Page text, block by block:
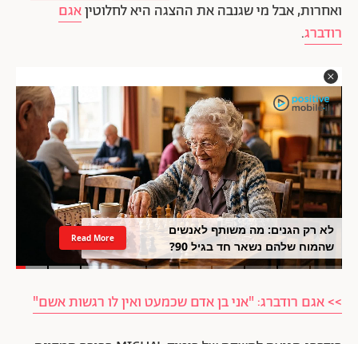
ואחרות, אבל מי שגנבה את ההצגה היא לחלוטיןאגם
רודברג.
לא רק הגנים: מה משותף לאנשים
שהמוח שלהם נשאר חד בגיל 90?
Read More
>> אגם רודברג: "אני בן אדם שכמעט ואין לו רגשות אשם"